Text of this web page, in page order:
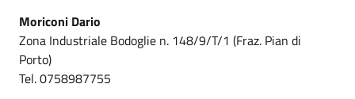
Moriconi Dario
Zona Industriale Bodoglie n. 148/9/T/1 (Fraz. Pian di
Porto)
Tel. 0758987755